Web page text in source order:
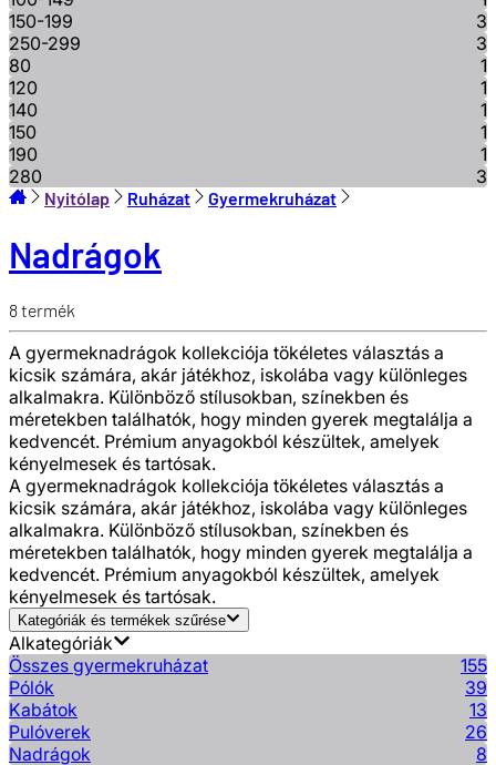
150-199
3
250-299
3
80
1
120
1
140
1
150
1
190
1
280
3
Nyitólap Ruházat Gyermekruházat
Nadrágok
8termék
A gyermeknadrágok kollekciója tökéletes választás a
kicsik számára, akár játékhoz, iskolába vagy különleges
alkalmakra. Különböző stílusokban, színekben és
méretekben találhatók, hogy minden gyerek megtalálja a
kedvencét. Prémium anyagokból készültek, amelyek
kényelmesek és tartósak.
A gyermeknadrágok kollekciója tökéletes választás a
kicsik számára, akár játékhoz, iskolába vagy különleges
alkalmakra. Különböző stílusokban, színekben és
méretekben találhatók, hogy minden gyerek megtalálja a
kedvencét. Prémium anyagokból készültek, amelyek
kényelmesek és tartósak.
Kategóriák és termékek szűrése
Alkategóriák
Összes gyermekruházat
155
Pólók
39
Kabátok
13
Pulóverek
26
Nadrágok
8